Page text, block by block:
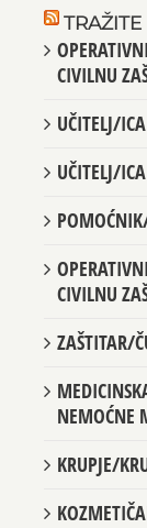
TRAŽITE
CIVILNU
UČITELJ/
UČITELJ/
CIVILNU
ZAŠTITAR/
NEMOĆNE
KRUPJE/